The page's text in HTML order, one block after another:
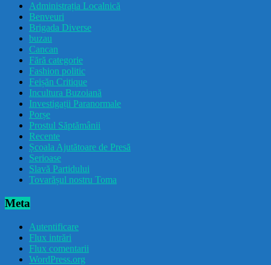
Administrația Localnică
Benveuri
Brigada Diverse
buzau
Cancan
Fără categorie
Fashion politic
Feișăn Critique
Incultura Buzoiană
Investigații Paranormale
Porșe
Prostul Săptămânii
Recente
Școala Ajutătoare de Presă
Serioase
Slavă Partidului
Tovarășul nostru Toma
Meta
Autentificare
Flux intrări
Flux comentarii
WordPress.org